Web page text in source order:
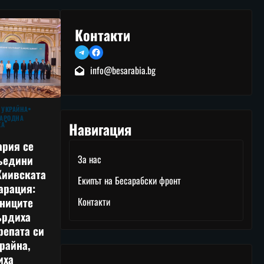
се
си
Контакти
TelegramFacebook
info@besarabia.bg
Навигация
За нас
Екипът на Бесарабски фронт
Контакти